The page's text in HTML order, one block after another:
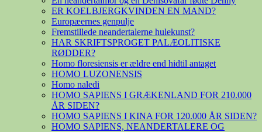
ER KOELBJERGKVINDEN EN MAND?
Europæernes genpulje
Fremstillede neandertalerne hulekunst?
HAR SKRIFTSPROGET PALÆOLITISKE
RØDDER?
Homo floresiensis er ældre end hidtil antaget
HOMO LUZONENSIS
Homo naledi
HOMO SAPIENS I GRÆKENLAND FOR 210.000
ÅR SIDEN?
HOMO SAPIENS I KINA FOR 120.000 ÅR SIDEN?
HOMO SAPIENS, NEANDERTALERE OG